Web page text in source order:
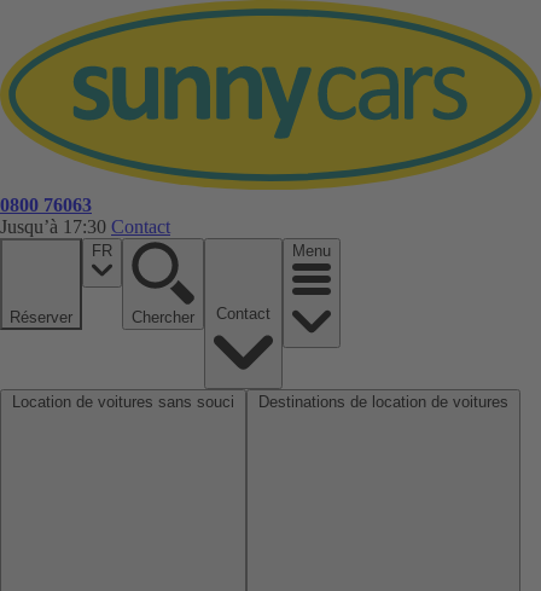
0800 76063
Jusqu’à 17:30 Contact
Réserver
FR
Chercher
Menu